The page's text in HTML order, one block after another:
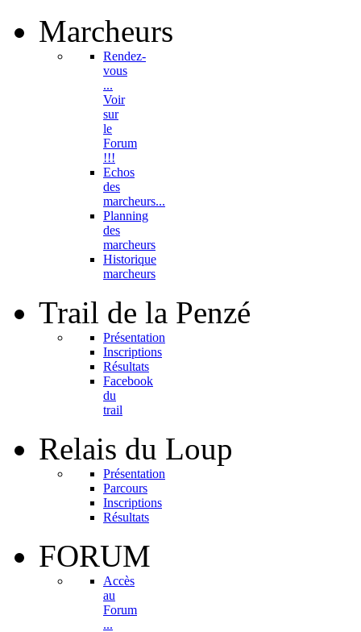
Marcheurs
Rendez-
vous
...
Voir
sur
le
Forum
!!!
Echos
des
marcheurs...
Planning
des
marcheurs
Historique
marcheurs
Trail de la Penzé
Présentation
Inscriptions
Résultats
Facebook
du
trail
Relais du Loup
Présentation
Parcours
Inscriptions
Résultats
FORUM
Accès
au
Forum
...